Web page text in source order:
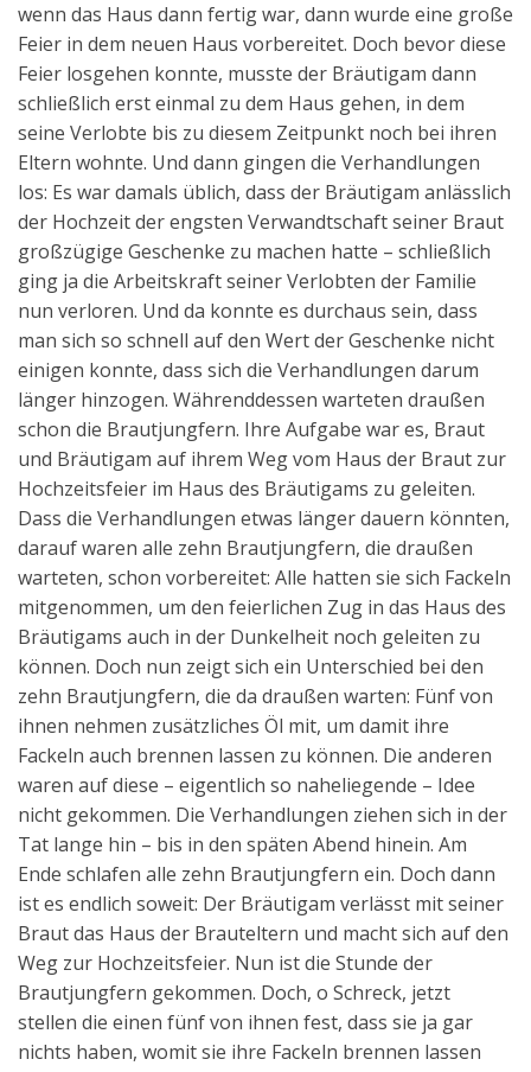
wenn das Haus dann fertig war, dann wurde eine große
Feier in dem neuen Haus vorbereitet. Doch bevor diese
Feier losgehen konnte, musste der Bräutigam dann
schließlich erst einmal zu dem Haus gehen, in dem
seine Verlobte bis zu diesem Zeitpunkt noch bei ihren
Eltern wohnte. Und dann gingen die Verhandlungen
los: Es war damals üblich, dass der Bräutigam anlässlich
der Hochzeit der engsten Verwandtschaft seiner Braut
großzügige Geschenke zu machen hatte – schließlich
ging ja die Arbeitskraft seiner Verlobten der Familie
nun verloren. Und da konnte es durchaus sein, dass
man sich so schnell auf den Wert der Geschenke nicht
einigen konnte, dass sich die Verhandlungen darum
länger hinzogen. Währenddessen warteten draußen
schon die Brautjungfern. Ihre Aufgabe war es, Braut
und Bräutigam auf ihrem Weg vom Haus der Braut zur
Hochzeitsfeier im Haus des Bräutigams zu geleiten.
Dass die Verhandlungen etwas länger dauern könnten,
darauf waren alle zehn Brautjungfern, die draußen
warteten, schon vorbereitet: Alle hatten sie sich Fackeln
mitgenommen, um den feierlichen Zug in das Haus des
Bräutigams auch in der Dunkelheit noch geleiten zu
können. Doch nun zeigt sich ein Unterschied bei den
zehn Brautjungfern, die da draußen warten: Fünf von
ihnen nehmen zusätzliches Öl mit, um damit ihre
Fackeln auch brennen lassen zu können. Die anderen
waren auf diese – eigentlich so naheliegende – Idee
nicht gekommen. Die Verhandlungen ziehen sich in der
Tat lange hin – bis in den späten Abend hinein. Am
Ende schlafen alle zehn Brautjungfern ein. Doch dann
ist es endlich soweit: Der Bräutigam verlässt mit seiner
Braut das Haus der Brauteltern und macht sich auf den
Weg zur Hochzeitsfeier. Nun ist die Stunde der
Brautjungfern gekommen. Doch, o Schreck, jetzt
stellen die einen fünf von ihnen fest, dass sie ja gar
nichts haben, womit sie ihre Fackeln brennen lassen